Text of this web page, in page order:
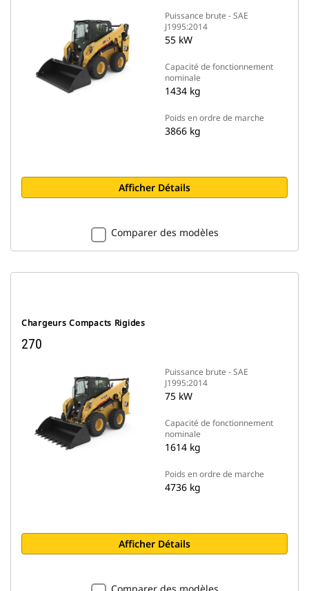
Puissance brute - SAE
J1995:2014
55 kW
Capacité de fonctionnement
nominale
1434 kg
Poids en ordre de marche
3866 kg
Afficher Détails
Comparer des modèles
Chargeurs Compacts Rigides
270
Puissance brute - SAE
J1995:2014
75 kW
Capacité de fonctionnement
nominale
1614 kg
Poids en ordre de marche
4736 kg
Afficher Détails